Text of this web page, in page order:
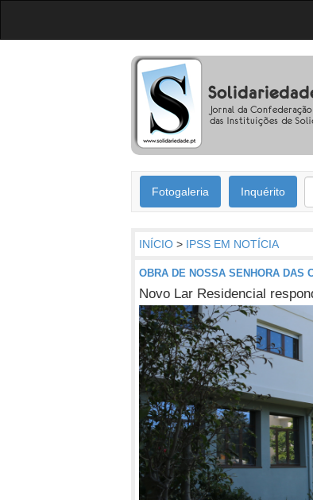
Fotogaleria Inquérito
INÍCIO > IPSS EM NOTÍCIA
OBRA DE NOSSA SENHORA DAS
Novo Lar Residencial